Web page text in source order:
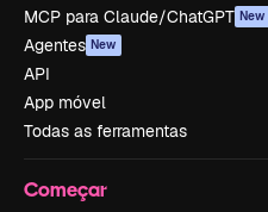
MCP para Claude/ChatGPT New
Agentes New
API
App móvel
Todas as ferramentas
Começar